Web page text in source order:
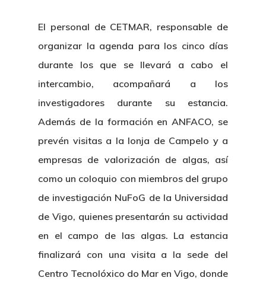
El personal de CETMAR, responsable de
organizar la agenda para los cinco días
durante los que se llevará a cabo el
intercambio, acompañará a los
investigadores durante su estancia.
Además de la formación en ANFACO, se
prevén visitas a la lonja de Campelo y a
empresas de valorización de algas, así
como un coloquio con miembros del grupo
de investigación NuFoG de la Universidad
de Vigo, quienes presentarán su actividad
en el campo de las algas. La estancia
finalizará con una visita a la sede del
Centro Tecnolóxico do Mar en Vigo, donde